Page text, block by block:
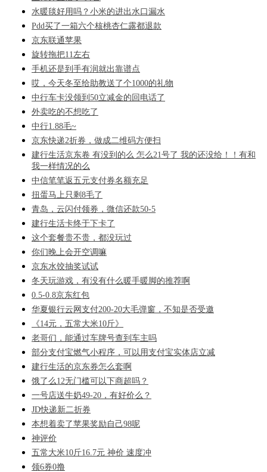
水暖毯好用吗？小米的进出水口漏水
Pdd买了一箱六个核桃杏仁露都退款
京东联通苹果
旋转拖把11左右
手机还是到手有润就出靠谱点
哎，今天冬至给助教送了个1000的礼物
中行车卡没领到50立减金的回电话了
外卖吃的不想吃了
中行1.88毛~
京东快递2折券，做成二维码方便扫
建行生活京东卷 有没到的么 怎么21号了 我的还没给！！有和
我一样情况的么
中信笔笔返五元支付券名额充足
扭蛋马上只剩8毛了
青岛，云闪付领券，微信还款50-5
建行生活卡终于下卡了
这个套餐贵不贵，都没玩过
你们晚上会开空调嘛
京东水饺抽奖试试
冬天玩游戏，有没有什么暖手暖脚的推荐啊
0.5-0.8京东红包
华夏银行云网支付200-20大毛弹窗，不知是否受邀
《14元，五常大米10斤》
老哥们，能通过车牌号查到车主吗
部分支付宝燃气小程序，可以用支付宝实体店立减
建行生活的京东券怎么套啊
饿了么12无门槛可以下商超吗？
一号店送牛奶49-20，有好价么？
JD快递新二折券
本想着卖了苹果奖励自己98呢
神评价
五常大米10斤16.7元 神价 速度冲
领6券0撸